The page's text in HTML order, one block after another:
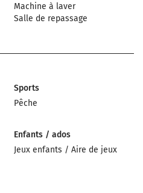
Machine à laver
Salle de repassage
Sports
Pêche
Enfants / ados
Jeux enfants / Aire de jeux